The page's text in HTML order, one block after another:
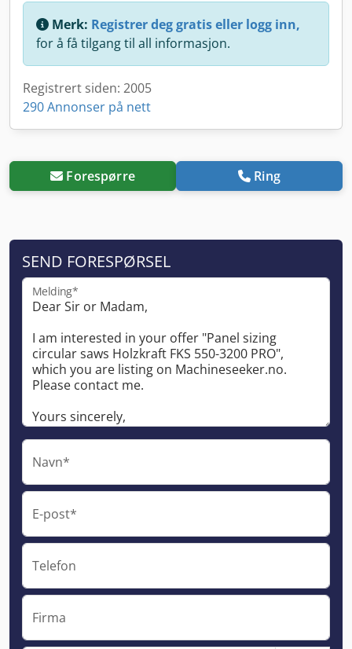
Merk: Registrer deg gratis eller logg inn,
for å få tilgang til all informasjon.
Registrert siden: 2005
290 Annonser på nett
Forespørre Ring
SEND FORESPØRSEL
Melding*
Navn*
E-post*
Telefon
Firma